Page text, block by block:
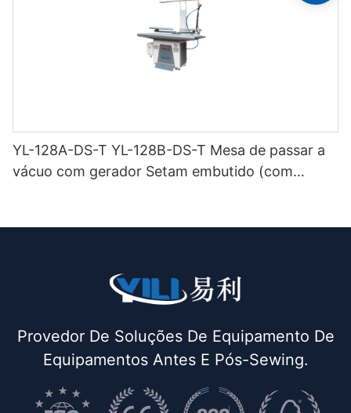
YL-128A-DS-T YL-128B-DS-T Mesa de passar a
vácuo com gerador Setam embutido (com
Provedor De Soluções De Equipamento De
Equipamentos Antes E Pós-Sewing.